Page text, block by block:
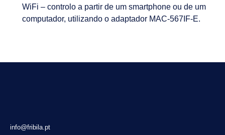
WiFi – controlo a partir de um smartphone ou de um
computador, utilizando o adaptador MAC-567IF-E.
info@fribila.pt